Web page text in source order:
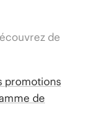
de
promotions
de